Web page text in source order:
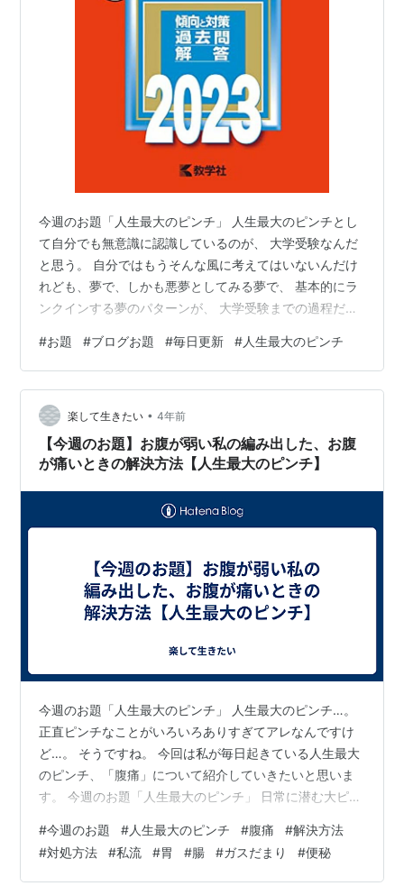
今週のお題「人生最大のピンチ」 人生最大のピンチとし
て自分でも無意識に認識しているのが、 大学受験なんだ
と思う。 自分ではもうそんな風に考えてはいないんだけ
れども、夢で、しかも悪夢としてみる夢で、 基本的にラ
ンクインする夢のパターンが、 大学受験までの過程だか
Amazon この夢を見るたびに毎回、どう大学受験を切り
抜けたらいいのかどう考えても袋小路で、「うわーーー
ー」っていうなんとも言えない焦りと逃げ出したいのに
逃げ出せない現実に、 毎回「社会人やった」という安堵
に包まれて、 布団から抜け出す。 大学受験の何がしんど
かったかって…
#お題 #ブログお題 #毎日更新 #人生最大のピンチ
楽して生きたい • 4年前
【今週のお題】お腹が弱い私の編み出した、お腹
が痛いときの解決方法【人生最大のピンチ】
今週のお題「人生最大のピンチ」 人生最大のピンチ…。
正直ピンチなことがいろいろありすぎてアレなんですけ
ど…。 そうですね。 今回は私が毎日起きている人生最大
のピンチ、「腹痛」について紹介していきたいと思いま
す。 今週のお題「人生最大のピンチ」 日常に潜む大ピン
のか「腸」なのか見極める ②胃の原因、腸の原因を見極
める ③よくある「食べ過ぎ」「便秘」「ガスだまり」の
場合の対処方法を行う ④それでも治らないときは胃腸薬
#今週のお題 #人生最大のピンチ #腹痛 #解決方法
#対処方法 #私流 #胃 #腸 #ガスだまり #便秘